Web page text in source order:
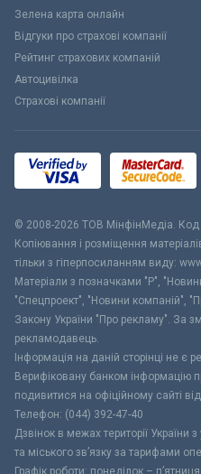
Зелена карта онлайн
Відгуки про страхові компанії
Рейтинг страхових компаній
Автоцивілка
Страхові компанії
© 2008-2026 ТОВ МiнфiнМедiа.
Копіювання і розміщення
тільки з гіперпосиланням виду:
Матеріали з позначками "Р",
"Спецпроект", "Новини компаній",
Закону України "Про рекламу". За
рекламодавець.
Інформація на даній сторінці не є
Верифіковану банком інформацію
подивитися на офіційному сайті
Телефон: (044) 392-47-40
Дзвінок в межах території України
та міського зв’язку за тарифами
Графік роботи: понеділок –